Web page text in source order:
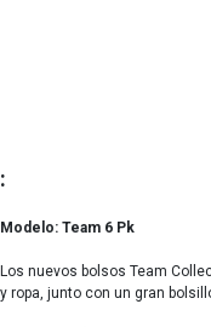
:
Modelo: Team 6 Pk
Los nuevos bolsos Team
y ropa, junto con un gran